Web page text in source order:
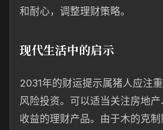
和耐心，调整理财策略。
现代生活中的启示
2031年的财运提示属猪人应注
风险投资。可以适当关注房地
收益的理财产品。由于木的克制